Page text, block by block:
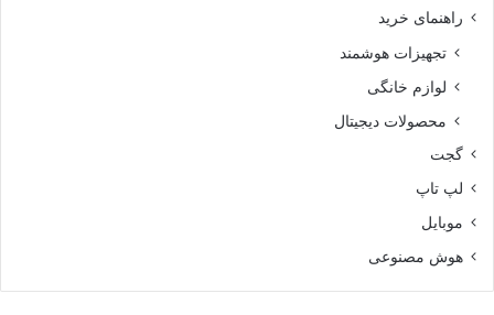
راهنمای خرید
تجهیزات هوشمند
لوازم خانگی
محصولات دیجیتال
گجت
لپ تاپ
موبایل
هوش مصنوعی